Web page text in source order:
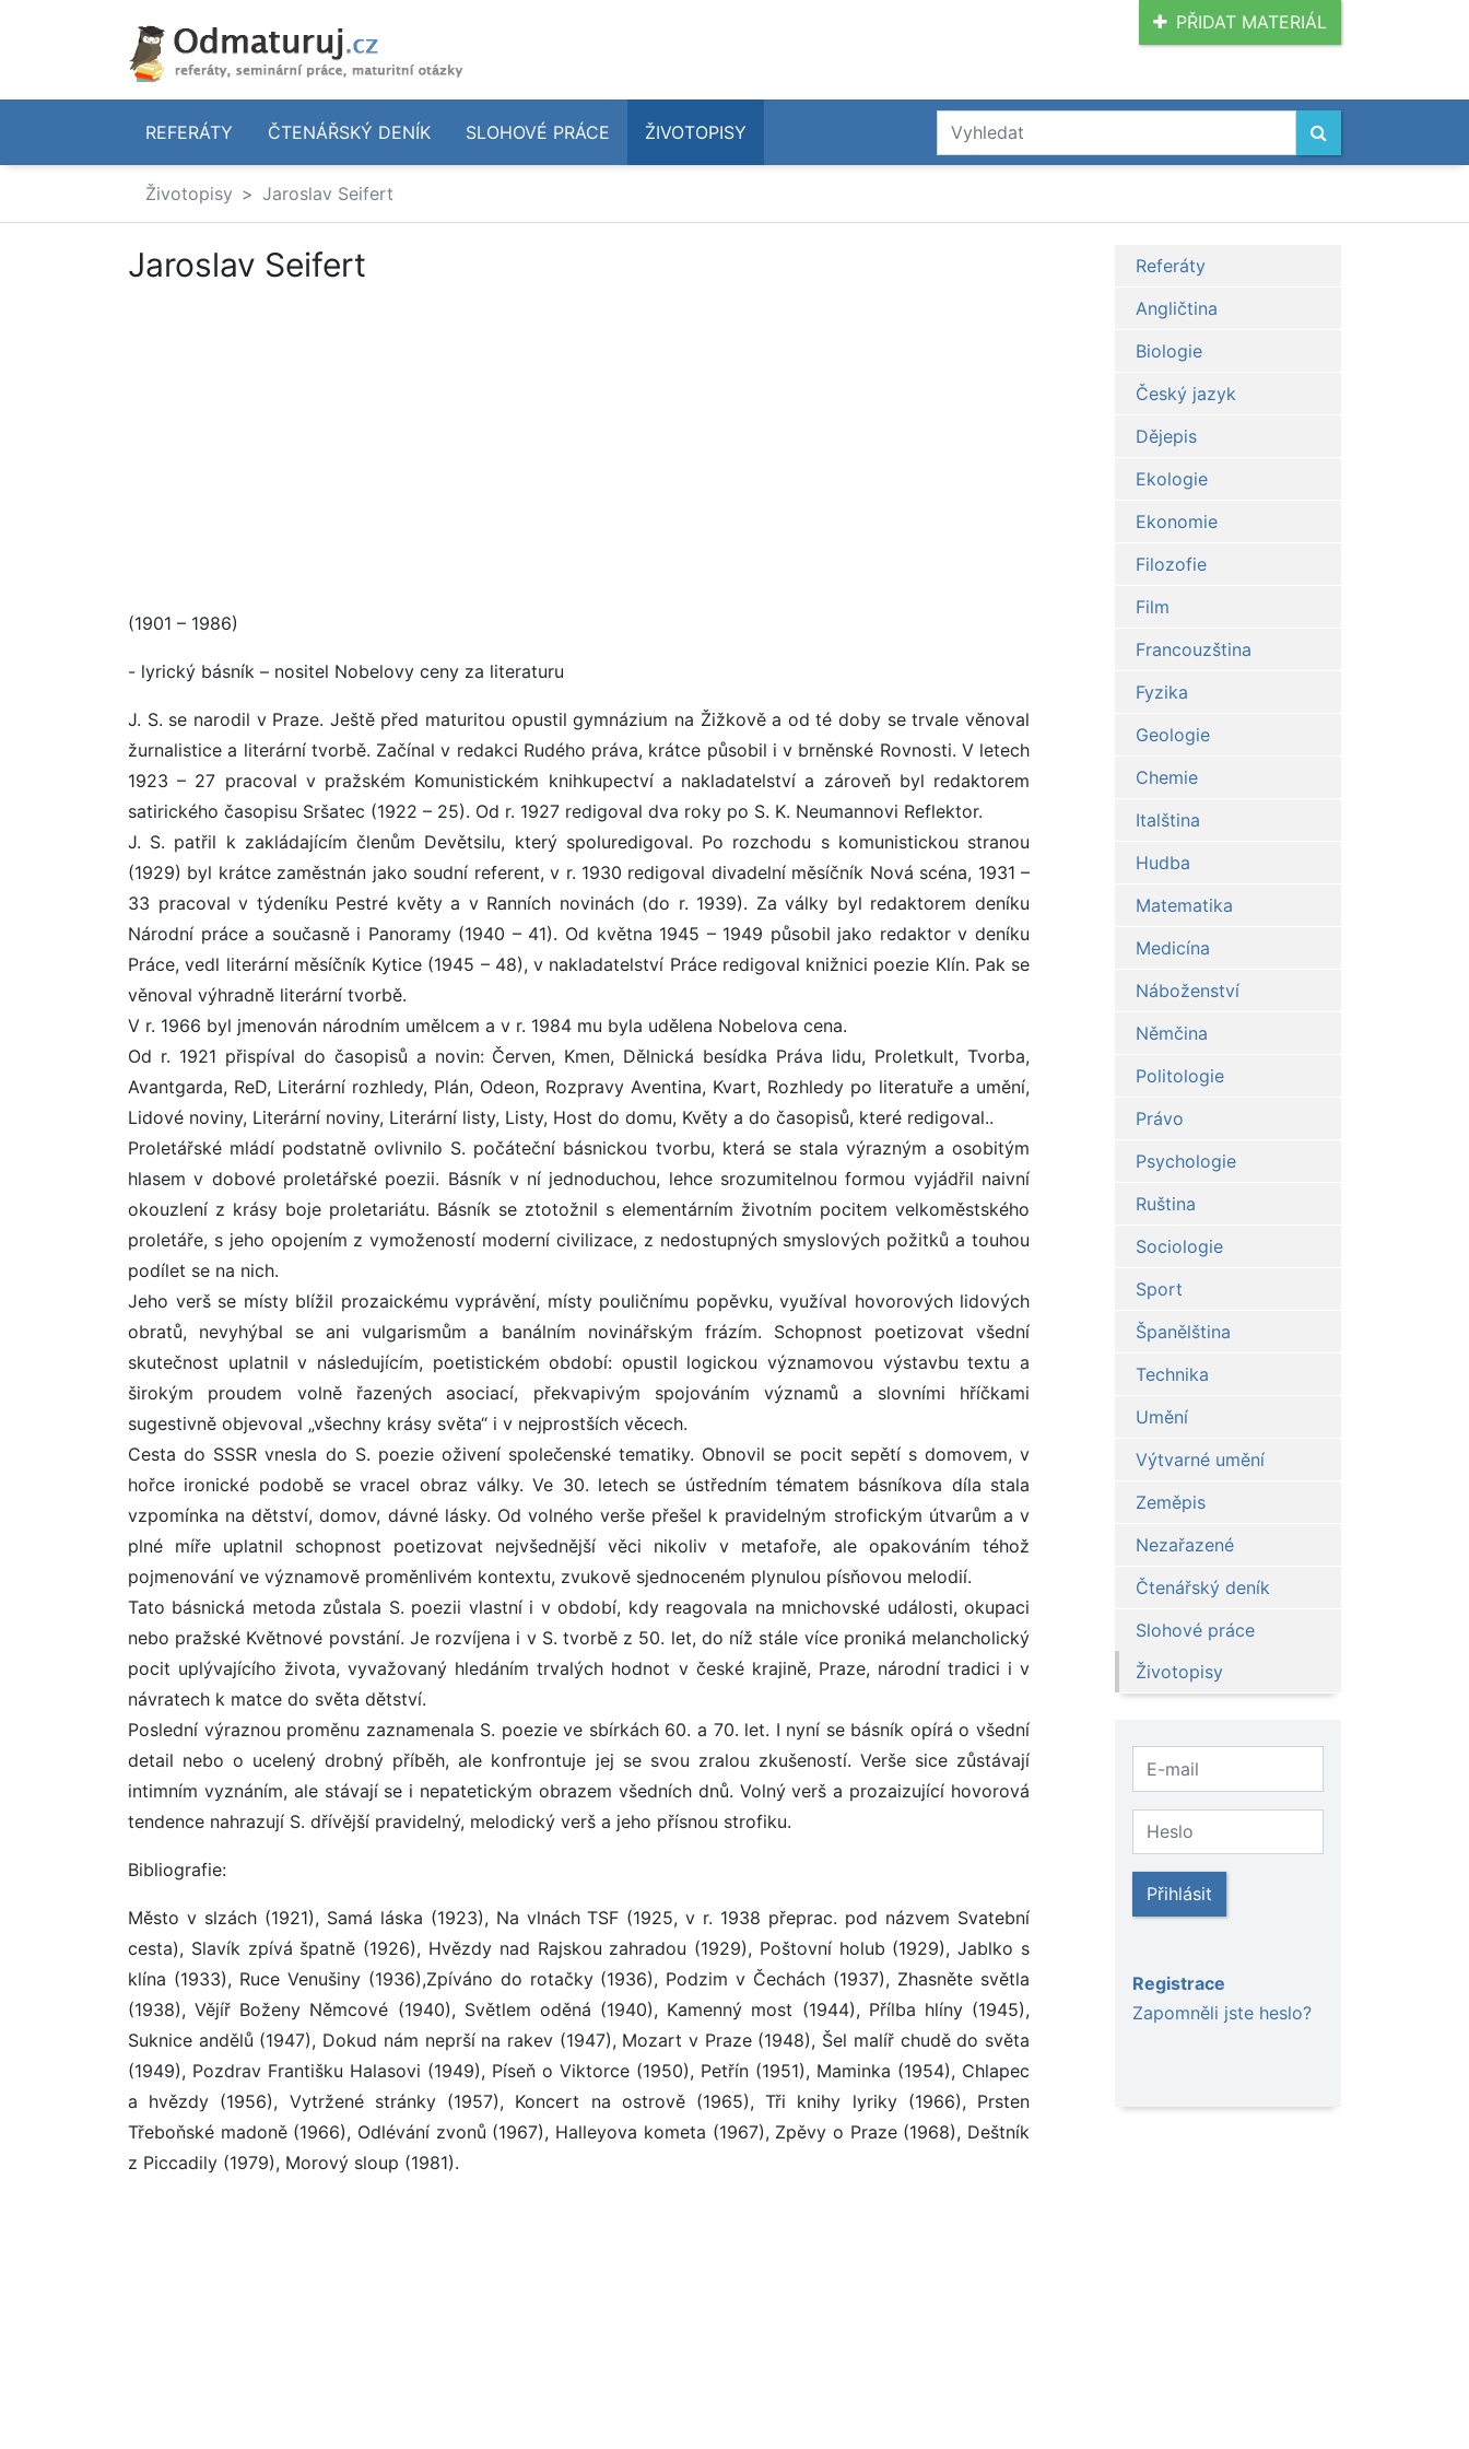
PŘIDAT MATERIÁL
REFERÁTY ČTENÁŘSKÝ DENÍK SLOHOVÉ PRÁCE ŽIVOTOPISY
Životopisy Jaroslav Seifert
Jaroslav Seifert
(1901 – 1986)
- lyrický básník – nositel Nobelovy ceny za literaturu
J. S. se narodil v Praze. Ještě před maturitou opustil gymnázium na Žižkově a od té doby se trvale věnoval
žurnalistice a literární tvorbě. Začínal v redakci Rudého práva, krátce působil i v brněnské Rovnosti. V letech
1923 – 27 pracoval v pražském Komunistickém knihkupectví a nakladatelství a zároveň byl redaktorem
satirického časopisu Sršatec (1922 – 25). Od r. 1927 redigoval dva roky po S. K. Neumannovi Reflektor.
J. S. patřil k zakládajícím členům Devětsilu, který spoluredigoval. Po rozchodu s komunistickou stranou
(1929) byl krátce zaměstnán jako soudní referent, v r. 1930 redigoval divadelní měsíčník Nová scéna, 1931 –
33 pracoval v týdeníku Pestré květy a v Ranních novinách (do r. 1939). Za války byl redaktorem deníku
Národní práce a současně i Panoramy (1940 – 41). Od května 1945 – 1949 působil jako redaktor v deníku
Práce, vedl literární měsíčník Kytice (1945 – 48), v nakladatelství Práce redigoval knižnici poezie Klín. Pak se
věnoval výhradně literární tvorbě.
V r. 1966 byl jmenován národním umělcem a v r. 1984 mu byla udělena Nobelova cena.
Od r. 1921 přispíval do časopisů a novin: Červen, Kmen, Dělnická besídka Práva lidu, Proletkult, Tvorba,
Avantgarda, ReD, Literární rozhledy, Plán, Odeon, Rozpravy Aventina, Kvart, Rozhledy po literatuře a umění,
Lidové noviny, Literární noviny, Literární listy, Listy, Host do domu, Květy a do časopisů, které redigoval..
Proletářské mládí podstatně ovlivnilo S. počáteční básnickou tvorbu, která se stala výrazným a osobitým
hlasem v dobové proletářské poezii. Básník v ní jednoduchou, lehce srozumitelnou formou vyjádřil naivní
okouzlení z krásy boje proletariátu. Básník se ztotožnil s elementárním životním pocitem velkoměstského
proletáře, s jeho opojením z vymožeností moderní civilizace, z nedostupných smyslových požitků a touhou
podílet se na nich.
Jeho verš se místy blížil prozaickému vyprávění, místy pouličnímu popěvku, využíval hovorových lidových
obratů, nevyhýbal se ani vulgarismům a banálním novinářským frázím. Schopnost poetizovat všední
skutečnost uplatnil v následujícím, poetistickém období: opustil logickou významovou výstavbu textu a
širokým proudem volně řazených asociací, překvapivým spojováním významů a slovními hříčkami
sugestivně objevoval „všechny krásy světa“ i v nejprostších věcech.
Cesta do SSSR vnesla do S. poezie oživení společenské tematiky. Obnovil se pocit sepětí s domovem, v
hořce ironické podobě se vracel obraz války. Ve 30. letech se ústředním tématem básníkova díla stala
vzpomínka na dětství, domov, dávné lásky. Od volného verše přešel k pravidelným strofickým útvarům a v
plné míře uplatnil schopnost poetizovat nejvšednější věci nikoliv v metafoře, ale opakováním téhož
pojmenování ve významově proměnlivém kontextu, zvukově sjednoceném plynulou písňovou melodií.
Tato básnická metoda zůstala S. poezii vlastní i v období, kdy reagovala na mnichovské události, okupaci
nebo pražské Květnové povstání. Je rozvíjena i v S. tvorbě z 50. let, do níž stále více proniká melancholický
pocit uplývajícího života, vyvažovaný hledáním trvalých hodnot v české krajině, Praze, národní tradici i v
návratech k matce do světa dětství.
Poslední výraznou proměnu zaznamenala S. poezie ve sbírkách 60. a 70. let. I nyní se básník opírá o všední
detail nebo o ucelený drobný příběh, ale konfrontuje jej se svou zralou zkušeností. Verše sice zůstávají
intimním vyznáním, ale stávají se i nepatetickým obrazem všedních dnů. Volný verš a prozaizující hovorová
tendence nahrazují S. dřívější pravidelný, melodický verš a jeho přísnou strofiku.
Bibliografie:
Město v slzách (1921), Samá láska (1923), Na vlnách TSF (1925, v r. 1938 přeprac. pod názvem Svatební
cesta), Slavík zpívá špatně (1926), Hvězdy nad Rajskou zahradou (1929), Poštovní holub (1929), Jablko s
klína (1933), Ruce Venušiny (1936),Zpíváno do rotačky (1936), Podzim v Čechách (1937), Zhasněte světla
(1938), Vějíř Boženy Němcové (1940), Světlem oděná (1940), Kamenný most (1944), Přílba hlíny (1945),
Suknice andělů (1947), Dokud nám neprší na rakev (1947), Mozart v Praze (1948), Šel malíř chudě do světa
(1949), Pozdrav Františku Halasovi (1949), Píseň o Viktorce (1950), Petřín (1951), Maminka (1954), Chlapec
a hvězdy (1956), Vytržené stránky (1957), Koncert na ostrově (1965), Tři knihy lyriky (1966), Prsten
Třeboňské madoně (1966), Odlévání zvonů (1967), Halleyova kometa (1967), Zpěvy o Praze (1968), Deštník
z Piccadily (1979), Morový sloup (1981).
Referáty
Angličtina
Biologie
Český jazyk
Dějepis
Ekologie
Ekonomie
Filozofie
Film
Francouzština
Fyzika
Geologie
Chemie
Italština
Hudba
Matematika
Medicína
Náboženství
Němčina
Politologie
Právo
Psychologie
Ruština
Sociologie
Sport
Španělština
Technika
Umění
Výtvarné umění
Zeměpis
Nezařazené
Čtenářský deník
Slohové práce
Životopisy
Přihlásit
Registrace
Zapomněli jste heslo?